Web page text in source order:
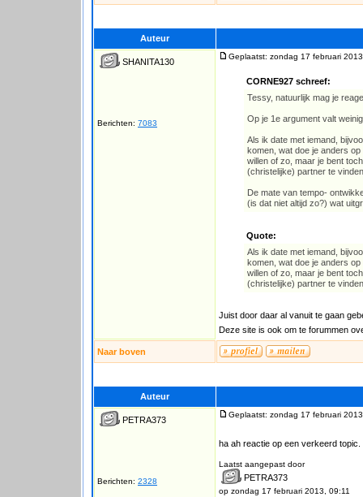
Auteur
SHANITA130
Berichten: 7083
Geplaatst: zondag 17 februari
CORNE927 schreef:
Tessy, natuurlijk mag je
Op je 1e argument valt
Als ik date met iemand,
komen, wat doe je anders
willen of zo, maar je bent
(christelijke) partner te
De mate van tempo-
(is dat niet altijd zo?) wat
Quote:
Als ik date met iemand,
komen, wat doe je anders
willen of zo, maar je bent
(christelijke) partner te
Juist door daar al vanuit te gaan
Deze site is ook om te forummen
Naar boven
Auteur
PETRA373
Berichten: 2328
Geplaatst: zondag 17 februari
ha ah reactie op een verkeerd
Laatst aangepast door
PETRA373
op zondag 17 februari 2013, 09:11